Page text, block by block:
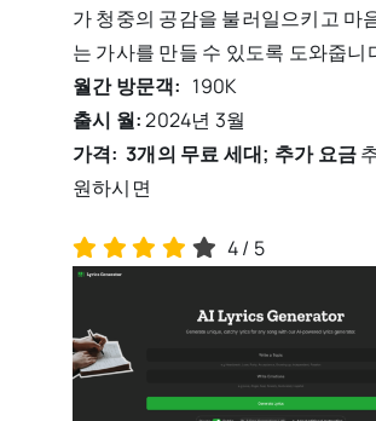
가 청중의 공감을 불러일으키고 마
는 가사를 만들 수 있도록 도와줍니
월간 방문객: 190K
출시 월:2024년 3월
가격: 3개의 무료 세대; 추가 요금
원하시면
4/ 5